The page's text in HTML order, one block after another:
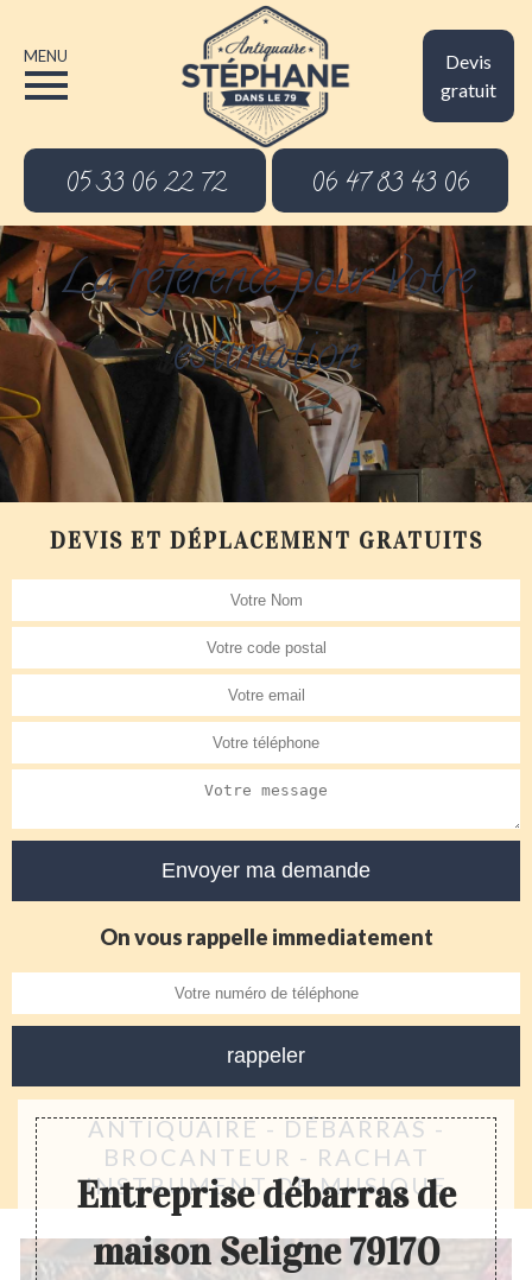
Devis
gratuit
MENU
05 33 06 22 72 06 47 83 43 06
La référence pour votre
estimation
DEVIS ET DÉPLACEMENT GRATUITS
On vous rappelle immediatement
ANTIQUAIRE - DÉBARRAS -
BROCANTEUR - RACHAT
INSTRUMENT DE MUSIQUE
Entreprise débarras de
maison Seligne 79170